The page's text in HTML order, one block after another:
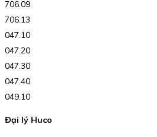
706.09
706.13
047.10
047.20
047.30
047.40
049.10
Đại lý Huco